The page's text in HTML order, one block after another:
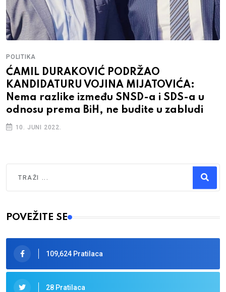
POLITIKA
ĆAMIL DURAKOVIĆ PODRŽAO
KANDIDATURU VOJINA MIJATOVIĆA:
Nema razlike između SNSD-a i SDS-a u
odnosu prema BiH, ne budite u zabludi
10. JUNI 2022.
Type 2 or more characters for results.
POVEŽITE SE
109,624 Pratilaca
28 Pratilaca